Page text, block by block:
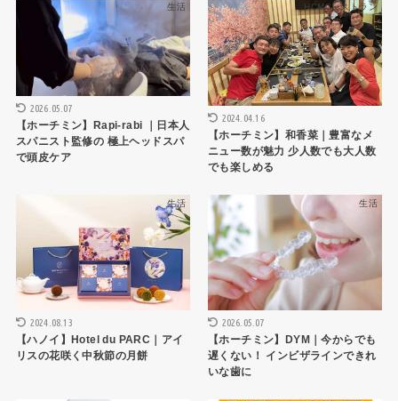
生活
2026.05.07
【ホーチミン】Rapi-rabi ｜日本人
スパニスト監修の 極上ヘッドスパ
で頭皮ケア
HCMCレストラン
2024.04.16
【ホーチミン】和香菜｜豊富なメ
ニュー数が魅力 少人数でも大人数
でも楽しめる
生活
2024.08.13
【ハノイ】Hotel du PARC｜アイ
リスの花咲く中秋節の月餅
生活
2026.05.07
【ホーチミン】DYM｜今からでも
遅くない！ インビザラインできれ
いな歯に